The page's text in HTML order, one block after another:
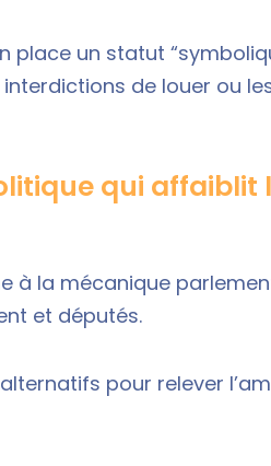
place un statut
de louer ou
qui affaiblit
à la mécanique
et députés.
pour relever